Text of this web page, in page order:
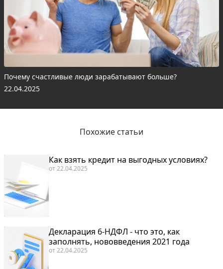
Почему счастливые люди зарабатывают больше?
22.04.2025
Похожие статьи
Как взять кредит на выгодных условиях?
от22.04.2025
Декларация 6-НДФЛ - что это, как
заполнять, нововведения 2021 года
от22.04.2025